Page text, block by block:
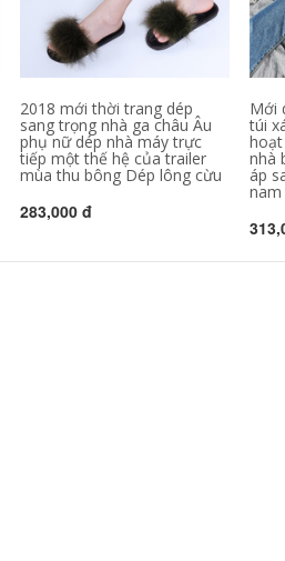
2018 mới thời trang dép
sang trọng nhà ga châu Âu
phụ nữ dép nhà máy trực
tiếp một thế hệ của trailer
mùa thu bông Dép lông cừu
283,000 đ
Mới
túi
nhà
áp